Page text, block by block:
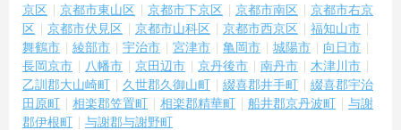
京区
京都市東山区 京都市下京区 京都市南区
京都市右京
区
京都市伏見区 京都市山科区 京都市西京区
福知山市
舞鶴市
綾部市 宇治市 宮津市 亀岡市 城陽市
向日市
長岡京市
八幡市 京田辺市 京丹後市 南丹市
木津川市
乙訓郡大山崎町
久世郡久御山町 綴喜郡井手町
綴喜郡宇治
田原町
相楽郡笠置町 相楽郡精華町 船井郡京丹波町
与謝
郡伊根町
与謝郡与謝野町